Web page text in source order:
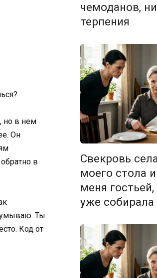
но в нем
Он
в
Ты
Код от
чемоданов,
терпения
Свекровь
моего стола
меня
уже